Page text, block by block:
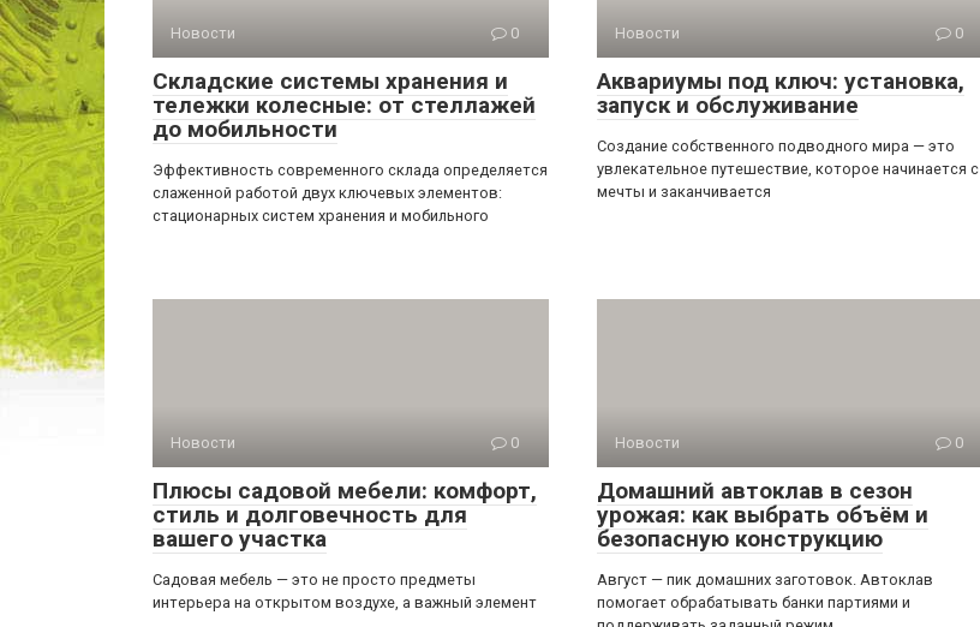
Новости 0
Складские системы хранения и
тележки колесные: от стеллажей
до мобильности
Эффективность современного склада определяется
слаженной работой двух ключевых элементов:
стационарных систем хранения и мобильного
Новости 0
Аквариумы под ключ: установка,
запуск и обслуживание
Создание собственного подводного мира — это
увлекательное путешествие, которое начинается с
мечты и заканчивается
Новости 0
Плюсы садовой мебели: комфорт,
стиль и долговечность для
вашего участка
Садовая мебель — это не просто предметы
интерьера на открытом воздухе, а важный элемент
Новости 0
Домашний автоклав в сезон
урожая: как выбрать объём и
безопасную конструкцию
Август — пик домашних заготовок. Автоклав
помогает обрабатывать банки партиями и